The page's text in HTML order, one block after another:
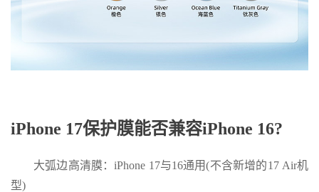
iPhone 17保护膜能否兼容iPhone 16?
大弧边高清膜：iPhone 17与16通用(不含新增的17 Air机
型)